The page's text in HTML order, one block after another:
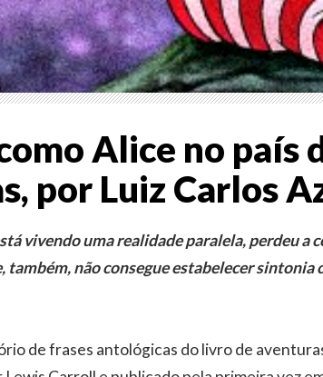
Alice no país
por Luiz Carlos
vivendo uma realidade paralela, perdeu a
não consegue estabelecer sintonia
de frases antológicas do livro de